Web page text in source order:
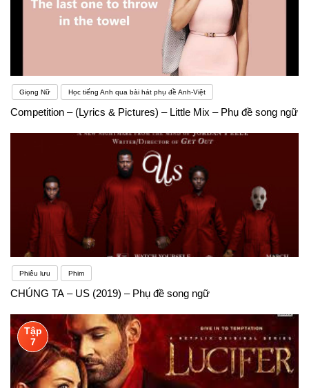
Giọng Nữ Học tiếng Anh qua bài hát phụ đề Anh-Việt
Competition – (Lyrics & Pictures) – Little Mix – Phụ đề song ngữ
Phiêu lưu Phim
CHÚNG TA – US (2019) – Phụ đề song ngữ
Tập
7